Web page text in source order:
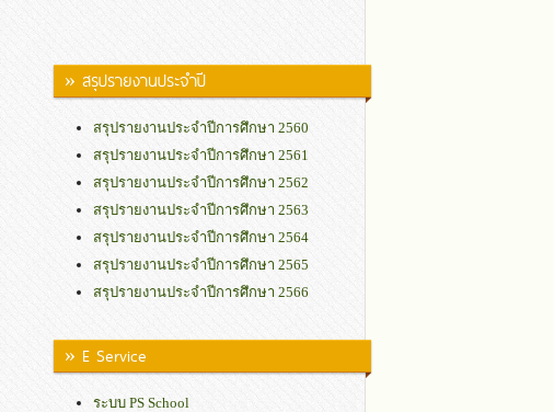
» สรุปรายงานประจำปี
สรุปรายงานประจำปีการศึกษา 2560
สรุปรายงานประจำปีการศึกษา 2561
สรุปรายงานประจำปีการศึกษา 2562
สรุปรายงานประจำปีการศึกษา 2563
สรุปรายงานประจำปีการศึกษา 2564
สรุปรายงานประจำปีการศึกษา 2565
สรุปรายงานประจำปีการศึกษา 2566
» E Service
ระบบ PS School